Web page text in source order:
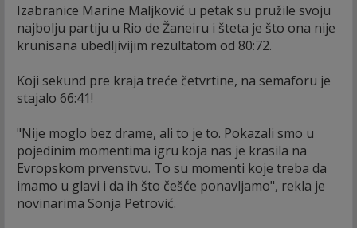
Izabranice Marine Maljković u petak su pružile svoju
najbolju partiju u Rio de Žaneiru i šteta je što ona nije
krunisana ubedljivijim rezultatom od 80:72.
Koji sekund pre kraja treće četvrtine, na semaforu je
stajalo 66:41!
"Nije moglo bez drame, ali to je to. Pokazali smo u
pojedinim momentima igru koja nas je krasila na
Evropskom prvenstvu. To su momenti koje treba da
imamo u glavi i da ih što češće ponavljamo", rekla je
novinarima Sonja Petrović.